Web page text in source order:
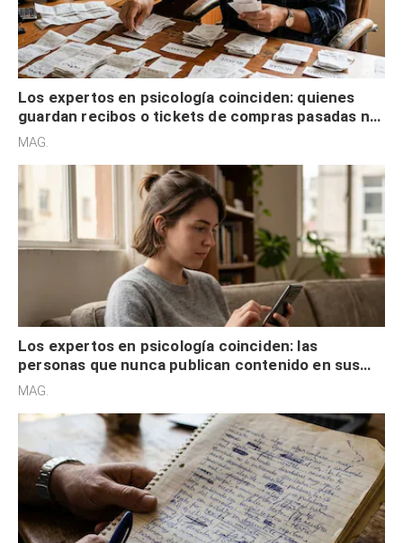
Los expertos en psicología coinciden: quienes
guardan recibos o tickets de compras pasadas no
son acumuladores, sino que tienen necesidad de
MAG.
Los expertos en psicología coinciden: las
personas que nunca publican contenido en sus
redes sociales no pretenden buscar validación
MAG.